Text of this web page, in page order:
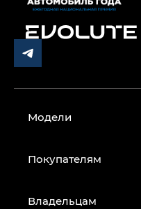
Модели
Покупателям
Владельцам